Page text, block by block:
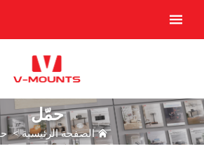
حمّل
الصفحة الرئيسية>